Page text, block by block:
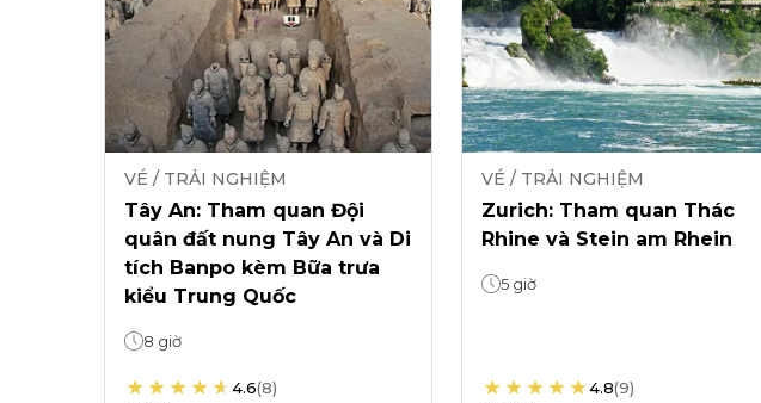
VÉ / TRẢI NGHIỆM
Tây An: Tham quan Đội
quân đất nung Tây An và Di
tích Banpo kèm Bữa trưa
kiểu Trung Quốc
8 giờ
4.6(8)
VÉ / TRẢI NGHIỆM
Zurich: Tham quan Thác
Rhine và Stein am Rhein
5 giờ
4.8(9)